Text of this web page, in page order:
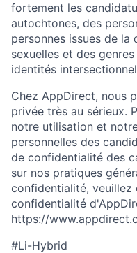
fortement les
autochtones, des
personnes issues de
sexuelles et des
identités
Chez AppDirect, nous
privée très au sérieux.
notre utilisation et
personnelles des
de confidentialité des
sur nos pratiques
confidentialité, veuillez
confidentialité
https://
#Li-Hybrid